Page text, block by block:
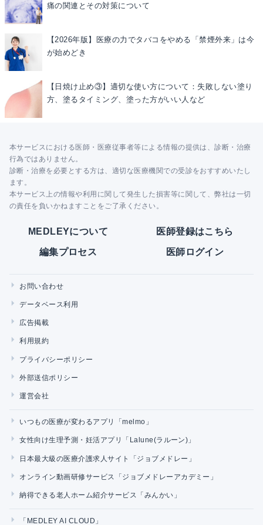
痛の関連とその対策について
【2026年版】医療の力でタバコをやめる「禁煙外来」は今
が始めどき
【日焼け止め③】適切な使い方について：失敗しない塗り
方、塗るタイミング、塗った方がいい人など
本サービスにおける医師・医療従事者等による情報の提供は、診断・治療
行為ではありません。
診断・治療を必要とする方は、適切な医療機関での受診をおすすめいたし
ます。
本サービス上の情報や利用に関して発生した損害等に関して、弊社は一切
の責任を負いかねますことをご了承ください。
MEDLEYについて 医師登録はこちら
編集プロセス 医師ログイン
お問い合わせ
データベース利用
広告掲載
利用規約
プライバシーポリシー
外部送信ポリシー
運営会社
いつもの医療が変わるアプリ「melmo」
女性向け生理予測・妊活アプリ「Lalune(ラルーン)」
日本最大級の医療介護求人サイト「ジョブメドレー」
オンライン動画研修サービス「ジョブメドレーアカデミー」
納得できる老人ホーム紹介サービス「みんかい」
「MEDLEY AI CLOUD」